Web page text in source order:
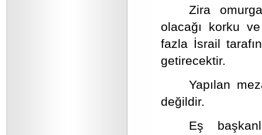
Zira
olacağı korku
fazla İsrail
getirecektir.
Yapılan
değildir.
Eş